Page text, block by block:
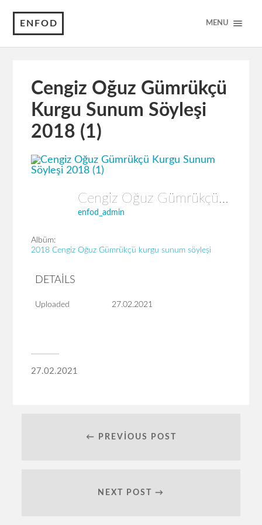
ENFOD MENU
Cengiz Oğuz Gümrükçü
Kurgu Sunum Söyleşi
2018 (1)
Cengiz Oğuz Gümrükçü Kurgu Sunum Söyleşi 2018 (1)
enfod_admin
Albüm:
2018 Cengiz Oğuz Gümrükçü kurgu sunum söyleşi
DETAILS
Uploaded 27.02.2021
27.02.2021
← PREVIOUS POST
NEXT POST →